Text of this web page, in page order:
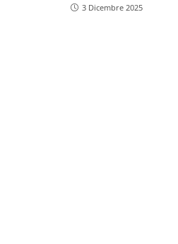
3 Dicembre 2025